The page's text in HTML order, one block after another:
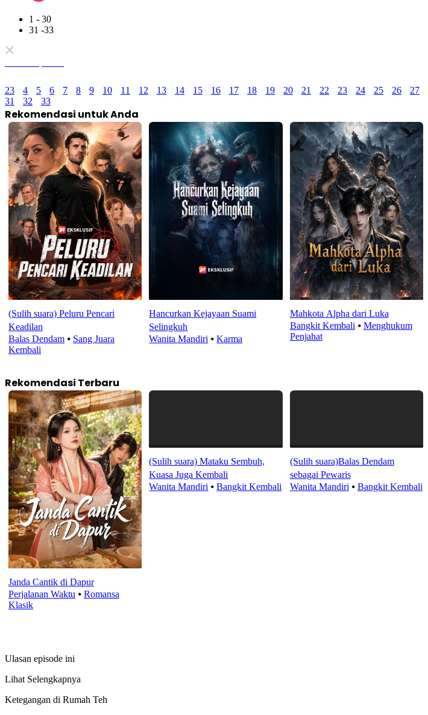
1 - 30
31 -33
23 4 5 6 7 8 9 10 11 12 13 14 15 16 17 18 19 20 21 22 23 24 25 26 27
31
32 33
Rekomendasi untuk Anda
(Sulih suara) Peluru Pencari
Keadilan
Balas Dendam ⦁ Sang Juara
Kembali
Hancurkan Kejayaan Suami
Selingkuh
Wanita Mandiri ⦁Karma
Mahkota Alpha dari Luka
Bangkit Kembali ⦁ Menghukum
Penjahat
Rekomendasi Terbaru
Janda Cantik di Dapur
Perjalanan Waktu ⦁ Romansa
Klasik
(Sulih suara) Mataku Sembuh,
Kuasa Juga Kembali
Wanita Mandiri ⦁Bangkit Kembali
(Sulih suara)Balas Dendam
sebagai Pewaris
Wanita Mandiri ⦁ Bangkit Kembali
Ulasan episode ini
Lihat Selengkapnya
Ketegangan di Rumah Teh